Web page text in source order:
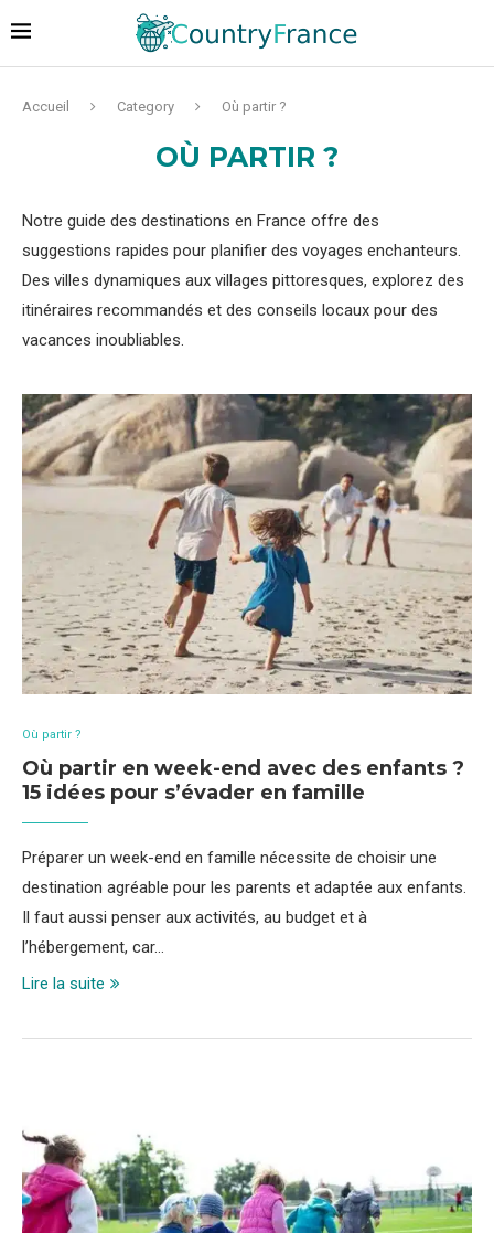
Accueil Category Où partir ?
OÙ PARTIR ?
Notre guide des destinations en France offre des
suggestions rapides pour planifier des voyages enchanteurs.
Des villes dynamiques aux villages pittoresques, explorez des
itinéraires recommandés et des conseils locaux pour des
vacances inoubliables.
Où partir ?
Où partir en week-end avec des enfants ?
15 idées pour s’évader en famille
Préparer un week-end en famille nécessite de choisir une
destination agréable pour les parents et adaptée aux enfants.
Il faut aussi penser aux activités, au budget et à
l’hébergement, car…
Lire la suite